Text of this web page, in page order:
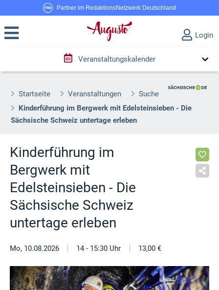
Partner im RedaktionsNetzwerk Deutschland
Login
Veranstaltungskalender
Startseite Veranstaltungen
Suche
Kinderführung im Bergwerk mit Edelsteinsieben - Die
Sächsische Schweiz untertage erleben
Kinderführung im
Bergwerk mit
Edelsteinsieben - Die
Sächsische Schweiz
untertage erleben
Mo, 10.08.2026 | 14 - 15:30 Uhr | 13,00 €